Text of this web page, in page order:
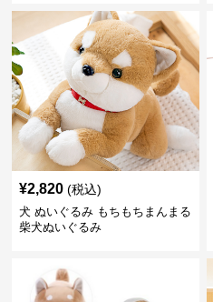
¥2,820 (税込)
犬 ぬいぐるみ もちもちまんまる
柴犬ぬいぐるみ